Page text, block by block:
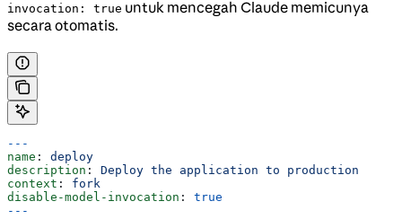
invocation: true untuk mencegah Claude memicunya
secara otomatis.
---
name : deploy
description : Deploy the application to production
context : fork
disable-model-invocation : true
---